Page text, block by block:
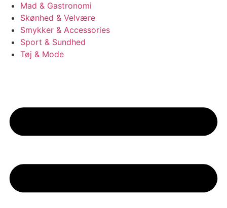
Mad & Gastronomi
Skønhed & Velvære
Smykker & Accessories
Sport & Sundhed
Tøj & Mode